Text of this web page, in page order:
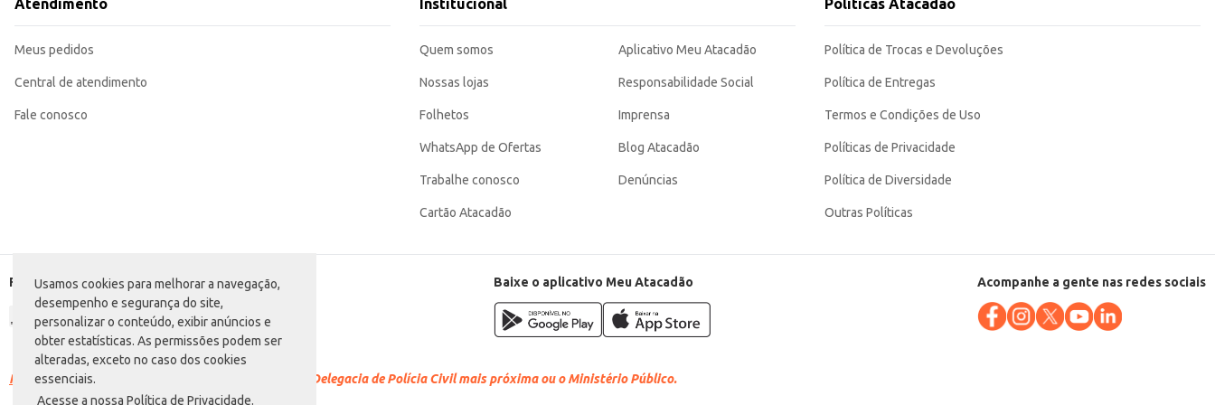
Usamos cookies para melhorar a navegação,
desempenho e segurança do site,
personalizar o conteúdo, exibir anúncios e
obter estatísticas. As permissões podem ser
alteradas, exceto no caso dos cookies
essenciais.
Acesse a nossa Política de Privacidade.
Atendimento
Meus pedidos
Central de atendimento
Fale conosco
Institucional
Quem somos
Nossas lojas
Folhetos
WhatsApp de Ofertas
Trabalhe conosco
Cartão Atacadão
Aplicativo Meu Atacadão
Responsabilidade Social
Imprensa
Blog Atacadão
Denúncias
Políticas Atacadão
Política de Trocas e Devoluções
Política de Entregas
Termos e Condições de Uso
Políticas de Privacidade
Política de Diversidade
Outras Políticas
Formas de pagamento Baixe o aplicativo Meu Atacadão Acompanhe a gente nas redes sociais
Racismo é crime. Denuncie. Disque 100 ou procure a Delegacia de Polícia Civil mais próxima ou o Ministério Público.